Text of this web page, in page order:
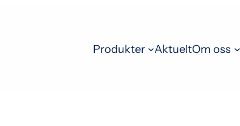
Produkter AktueltOm oss